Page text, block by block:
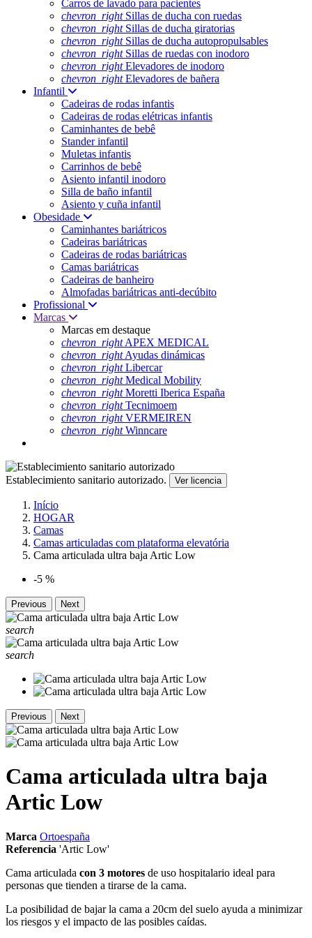
Carros de lavado para pacientes
chevron_rightSillas de ducha con ruedas
chevron_rightSillas de ducha giratorias
chevron_rightSillas de ducha autopropulsables
chevron_rightSillas de ruedas con inodoro
chevron_rightElevadores de inodoro
chevron_rightElevadores de bañera
Infantil
Cadeiras de rodas infantis
Cadeiras de rodas elétricas infantis
Caminhantes de bebê
Stander infantil
Muletas infantis
Carrinhos de bebê
Asiento infantil inodoro
Silla de baño infantil
Asiento y cuña infantil
Obesidade
Caminhantes bariátricos
Cadeiras bariátricas
Cadeiras de rodas bariátricas
Camas bariátricas
Cadeiras de banheiro
Almofadas bariátricas anti-decúbito
Profissional
Marcas
Marcas em destaque
chevron_rightAPEX MEDICAL
chevron_rightAyudas dinámicas
chevron_rightLibercar
chevron_rightMedical Mobility
chevron_rightMoretti Iberica España
chevron_rightTecnimoem
chevron_rightVERMEIREN
chevron_rightWinncare
Establecimiento sanitario autorizado. Ver licencia
Início
HOGAR
Camas
Camas articuladas com plataforma elevatória
Cama articulada ultra baja Artic Low
-5 %
Previous Next
search
search
Previous Next
Cama articulada ultra baja
Artic Low
Marca Ortoespaña
Referencia 'Artic Low'
Cama articulada con 3 motores de uso hospitalario ideal para
personas que tienden a tirarse de la cama.
La posibilidad de bajar la cama a 20cm del suelo ayuda a minimizar
los riesgos y el impacto de las posibles caídas.